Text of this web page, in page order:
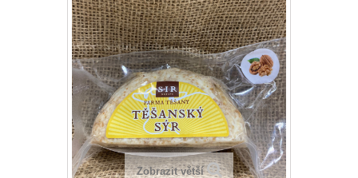
Zobrazit větší